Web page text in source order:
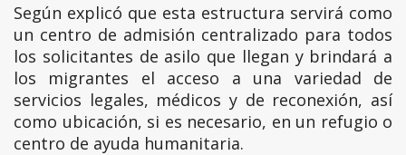
Según explicó que esta estructura servirá como
un centro de admisión centralizado para todos
los solicitantes de asilo que llegan y brindará a
los migrantes el acceso a una variedad de
servicios legales, médicos y de reconexión, así
como ubicación, si es necesario, en un refugio o
centro de ayuda humanitaria.